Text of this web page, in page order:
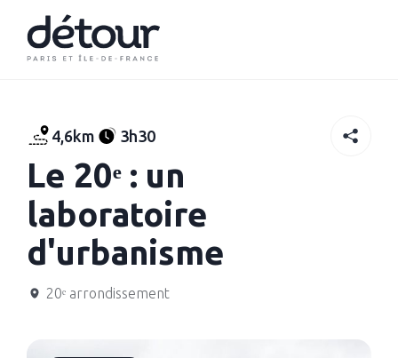
4,6km 3h30
Le 20ᵉ : un
laboratoire
d'urbanisme
20ᵉ arrondissement